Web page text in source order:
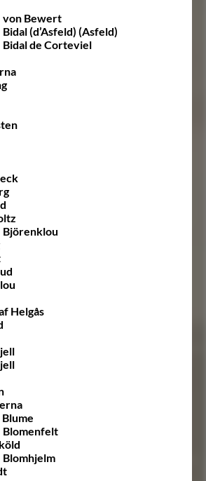
von Bewert
Bidal (d’Asfeld) (Asfeld)
Bidal de Corteviel
Björenklou
Helgås
Blomenfelt
Blomhjelm